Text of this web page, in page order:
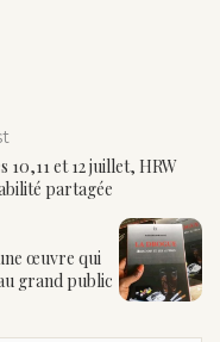
10,11 et 12 juillet, HRW
partagée
œuvre qui
grand public